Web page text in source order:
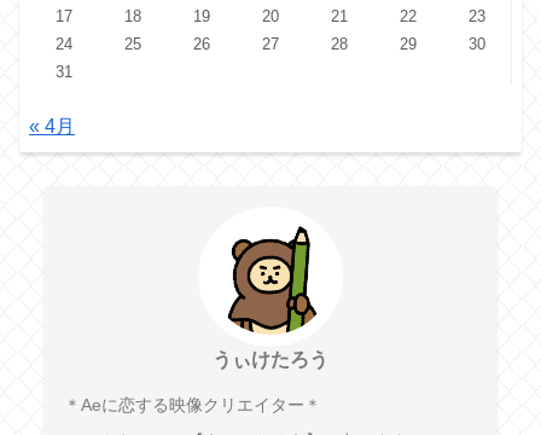
17
18 19 20 21 22
23
24
25 26 27 28 29
30
31
« 4月
うぃけたろう
︎＊︎Aeに恋する映像クリエイター＊